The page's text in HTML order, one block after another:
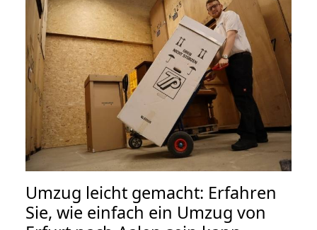
Umzug leicht gemacht: Erfahren
Sie, wie einfach ein Umzug von